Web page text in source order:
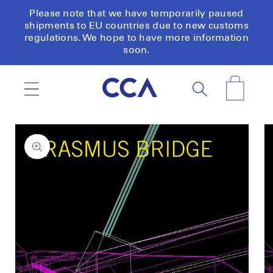
Skip to
content
Please note that we have temporarily paused
shipments to EU countries due to new customs
regulations. We hope to have more information
soon.
Skip to
product
information